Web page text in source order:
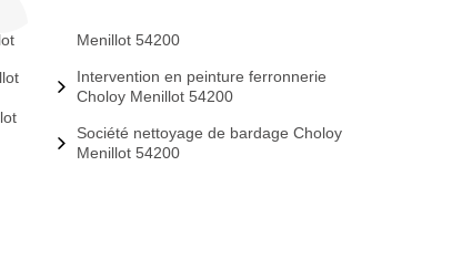
Menillot 54200
Intervention en peinture ferronnerie
Choloy Menillot 54200
Société nettoyage de bardage Choloy
Menillot 54200